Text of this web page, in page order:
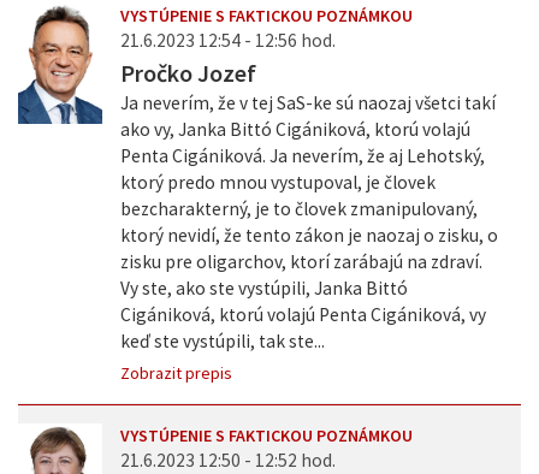
VYSTÚPENIE S FAKTICKOU POZNÁMKOU
21.6.2023 12:54 - 12:56 hod.
Pročko Jozef
Ja neverím, že v tej SaS-ke sú naozaj všetci takí
ako vy, Janka Bittó Cigániková, ktorú volajú
Penta Cigániková. Ja neverím, že aj Lehotský,
ktorý predo mnou vystupoval, je človek
bezcharakterný, je to človek zmanipulovaný,
ktorý nevidí, že tento zákon je naozaj o zisku, o
zisku pre oligarchov, ktorí zarábajú na zdraví.
Vy ste, ako ste vystúpili, Janka Bittó
Cigániková, ktorú volajú Penta Cigániková, vy
keď ste vystúpili, tak ste...
Zobrazit prepis
VYSTÚPENIE S FAKTICKOU POZNÁMKOU
21.6.2023 12:50 - 12:52 hod.